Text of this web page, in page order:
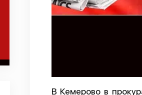
В Кемерово в